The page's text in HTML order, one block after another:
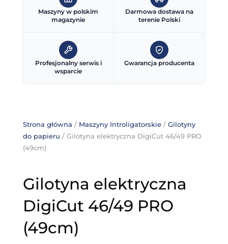
Maszyny w polskim
magazynie
Darmowa dostawa na
terenie Polski
Profesjonalny serwis i
wsparcie
Gwarancja producenta
Strona główna / Maszyny Introligatorskie/ Gilotyny
do papieru / Gilotyna elektryczna DigiCut 46/49 PRO
(49cm)
Gilotyna elektryczna
DigiCut 46/49 PRO
(49cm)